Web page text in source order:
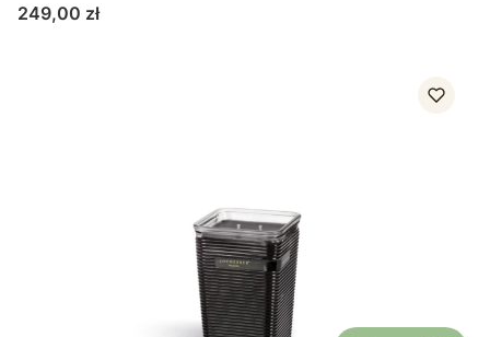
Cena
249,00 zł